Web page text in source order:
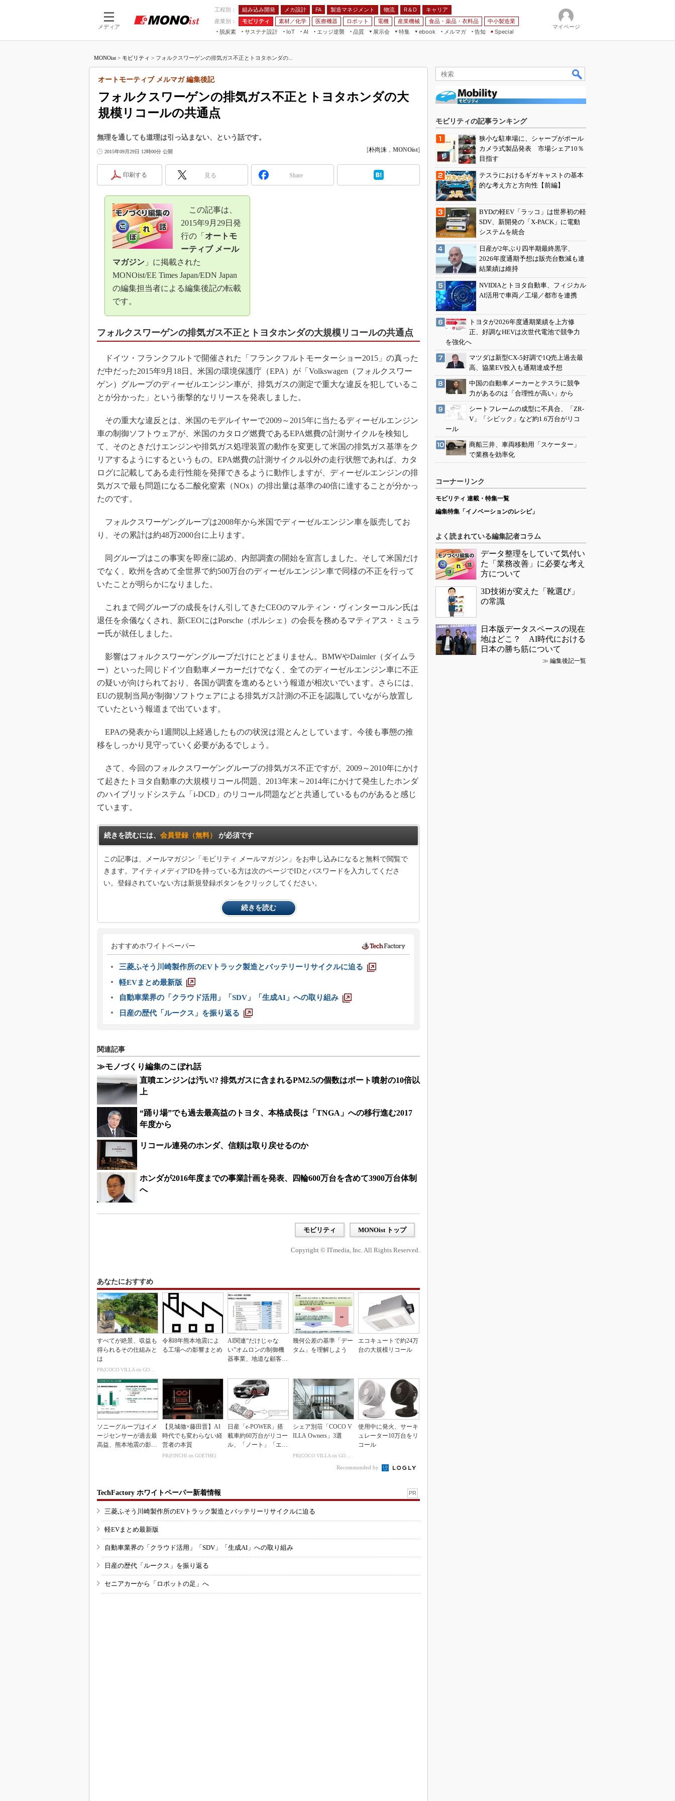
メディア
工程別： 組み込み開発 メカ設計 FA 製造マネジメント 物流 R＆D
キャリア
産業別：
モビリティ 素材／化学 医療機器 ロボット 電機 産業機械 食品・薬品・衣料品
中小製造業
脱炭素
サステナ設計
IoT
つながる工場
つながるサービス
AI
AI×設備保全
Physical AI
エッジ逆襲 品質
展示会
JIMTOF
IIFES
スマート工場EXPO
特集
フィールドサービス
Windows Embedded
植物工場
海外生産
グローバル設計・開発
制御セキュリティ
新型コロナへの対応
ebook
モビリティ
メルマガ
告知 Special
マイページ
MONOist > モビリティ > フォルクスワーゲンの排気ガス不正とトヨタホンダの...
フォルクスワーゲンの排気ガス不正とトヨタホンダの大
規模リコールの共通点
オートモーティブ メルマガ 編集後記
無理を通しても道理は引っ込まない、という話です。
2015年09月29日 12時00分 公開 [朴尚洙 ， MONOist]
印刷する 見る Share
この記事は、
2015年9月29日発
行の「 オートモ
ーティブ メール
マガジン 」に掲載された
MONOist/EE Times Japan/EDN Japan
の編集担当者による編集後記の転載
です。
フォルクスワーゲンの排気ガス不正とトヨタホンダの大規模リコールの共通点
ドイツ・フランクフルトで開催された「フランクフルトモーターショー2015」の真った
だ中だった2015年9月18日。米国の環境保護庁（EPA）が「Volkswagen（フォルクスワー
ゲン）グループのディーゼルエンジン車が、排気ガスの測定で重大な違反を犯しているこ
とが分かった」という衝撃的なリリースを発表しました。
その重大な違反とは、米国のモデルイヤーで2009～2015年に当たるディーゼルエンジン
車の制御ソフトウェアが、米国のカタログ燃費であるEPA燃費の計測サイクルを検知し
て、そのときだけエンジンや排気ガス処理装置の動作を変更して米国の排気ガス基準をク
リアするようにするというもの。EPA燃費の計測サイクル以外の走行状態であれば、カタ
ログに記載してある走行性能を発揮できるように動作しますが、ディーゼルエンジンの排
気ガスで最も問題になる二酸化窒素（NOx）の排出量は基準の40倍に達することが分かっ
たのです。
フォルクスワーゲングループは2008年から米国でディーゼルエンジン車を販売してお
り、その累計は約48万2000台に上ります。
同グループはこの事実を即座に認め、内部調査の開始を宣言しました。そして米国だけ
でなく、欧州を含めて全世界で約500万台のディーゼルエンジン車で同様の不正を行って
いたことが明らかになりました。
これまで同グループの成長をけん引してきたCEOのマルティン・ヴィンターコルン氏は
退任を余儀なくされ、新CEOにはPorsche（ポルシェ）の会長を務めるマティアス・ミュラ
ー氏が就任しました。
影響はフォルクスワーゲングループだけにとどまりません。BMWやDaimler（ダイムラ
ー）といった同じドイツ自動車メーカーだけでなく、全てのディーゼルエンジン車に不正
の疑いが向けられており、各国が調査を進めるという報道が相次いでいます。さらには、
EUの規制当局が制御ソフトウェアによる排気ガス計測の不正を認識していながら放置し
ていたという報道まで出ています。
EPAの発表から1週間以上経過したものの状況は混とんとしています。今後も事態の推
移をしっかり見守っていく必要があるでしょう。
さて、今回のフォルクスワーゲングループの排気ガス不正ですが、2009～2010年にかけ
て起きたトヨタ自動車の大規模リコール問題、2013年末～2014年にかけて発生したホンダ
のハイブリッドシステム「i-DCD」のリコール問題などと共通しているものがあると感じ
ています。
続きを読むには、 会員登録（無料） が必須です
この記事は、メールマガジン「モビリティ メールマガジン」をお申し込みになると無料で閲覧で
きます。アイティメディアIDを持っている方は次のページでIDとパスワードを入力してくださ
い。登録されていない方は新規登録ボタンをクリックしてください。
続きを読む
おすすめホワイトペーパー
三菱ふそう川崎製作所のEVトラック製造とバッテリーリサイクルに迫る
軽EVまとめ最新版
自動車業界の「クラウド活用」「SDV」「生成AI」への取り組み
日産の歴代「ルークス」を振り返る
関連記事
≫モノづくり編集のこぼれ話
直噴エンジンは汚い!? 排気ガスに含まれるPM2.5の個数はポート噴射の10倍以
上
“踊り場”でも過去最高益のトヨタ、本格成長は「TNGA」への移行進む2017
年度から
リコール連発のホンダ、信頼は取り戻せるのか
ホンダが2016年度までの事業計画を発表、四輪600万台を含めて3900万台体制
へ
モビリティ MONOist トップ
Copyright © ITmedia, Inc. All Rights Reserved.
あなたにおすすめ
すべてが絶景、収益も
得られるその仕組みと
は
PR(COCO VILLA on GOETHE)
令和8年熊本地震によ
る工場への影響まとめ
AI関連“だけじゃな
い”オムロンの制御機
器事業、地道な顧客基
幾何公差の基準「デー
タム」を理解しよう
エコキュートで約24万
台の大規模リコール
ソニーグループはイメ
ージセンサーが過去最
高益、熊本地震の影響
【見城徹×藤田晋】AI
時代でも変わらない経
営者の本質
PR(FINCHI on GOETHE)
日産「e-POWER」搭
載車約60万台がリコー
ル、「ノート」「エク
シェア別荘「COCO V
ILLA Owners」3選
PR(COCO VILLA on GOETHE)
使用中に発火、サーキ
ュレーター10万台をリ
コール
Recommended by
TechFactory ホワイトペーパー新着情報 PR
三菱ふそう川崎製作所のEVトラック製造とバッテリーリサイクルに迫る
軽EVまとめ最新版
自動車業界の「クラウド活用」「SDV」「生成AI」への取り組み
日産の歴代「ルークス」を振り返る
セニアカーから「ロボットの足」へ
モビリティの記事ランキング
狭小な駐車場に、シャープがポール
カメラ式製品発表 市場シェア10％
目指す
テスラにおけるギガキャストの基本
的な考え方と方向性【前編】
BYDの軽EV「ラッコ」は世界初の軽
SDV、新開発の「X-PACK」に電動
システムを統合
日産が2年ぶり四半期最終黒字、
2026年度通期予想は販売台数減も連
結業績は維持
NVIDIAとトヨタ自動車、フィジカル
AI活用で車両／工場／都市を連携
トヨタが2026年度通期業績を上方修
正、好調なHEVは次世代電池で競争力
を強化へ
マツダは新型CX-5好調で1Q売上過去最
高、協業EV投入も通期達成予想
中国の自動車メーカーとテスラに競争
力があるのは「合理性が高い」から
シートフレームの成型に不具合、「ZR-
V」「シビック」など約1.6万台がリコ
ール
商船三井、車両移動用「スケーター」
で業務を効率化
コーナーリンク
モビリティ 連載・特集一覧
編集特集「イノベーションのレシピ」
よく読まれている編集記者コラム
データ整理をしていて気付い
た「業務改善」に必要な考え
方について
3D技術が変えた「靴選び」
の常識
日本版データスペースの現在
地はどこ？ AI時代における
日本の勝ち筋について
≫ 編集後記一覧